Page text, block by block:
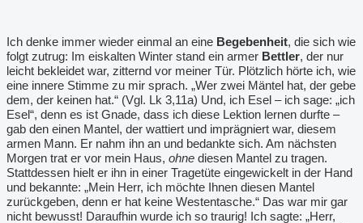
Ich denke immer wieder einmal an eine Begebenheit, die sich wie
folgt zutrug: Im eiskalten Winter stand ein armer Bettler, der nur
leicht bekleidet war, zitternd vor meiner Tür. Plötzlich hörte ich, wie
eine innere Stimme zu mir sprach. „Wer zwei Mäntel hat, der gebe
dem, der keinen hat.“ (Vgl. Lk 3,11a) Und, ich Esel – ich sage: „ich
Esel“, denn es ist Gnade, dass ich diese Lektion lernen durfte –
gab den einen Mantel, der wattiert und imprägniert war, diesem
armen Mann. Er nahm ihn an und bedankte sich. Am nächsten
Morgen trat er vor mein Haus, ohne diesen Mantel zu tragen.
Stattdessen hielt er ihn in einer Tragetüte eingewickelt in der Hand
und bekannte: „Mein Herr, ich möchte Ihnen diesen Mantel
zurückgeben, denn er hat keine Westentasche.“ Das war mir gar
nicht bewusst! Daraufhin wurde ich so traurig! Ich sagte: „Herr,